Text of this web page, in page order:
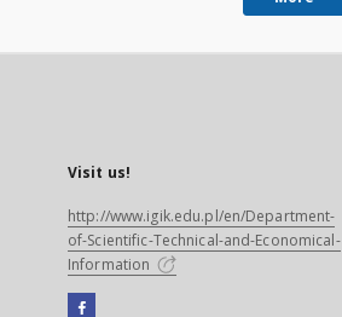
Visit us!
http://www.igik.edu.pl/en/Department-
of-Scientific-Technical-and-Economical-
Information
Facebook